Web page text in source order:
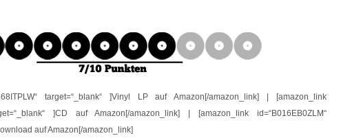
target=“_blank“ ]Vinyl LP auf Amazon[/amazon_link] | [amazon_link
]CD auf Amazon[/amazon_link] | [amazon_link id=“B016EB0ZLM“
auf Amazon[/amazon_link]